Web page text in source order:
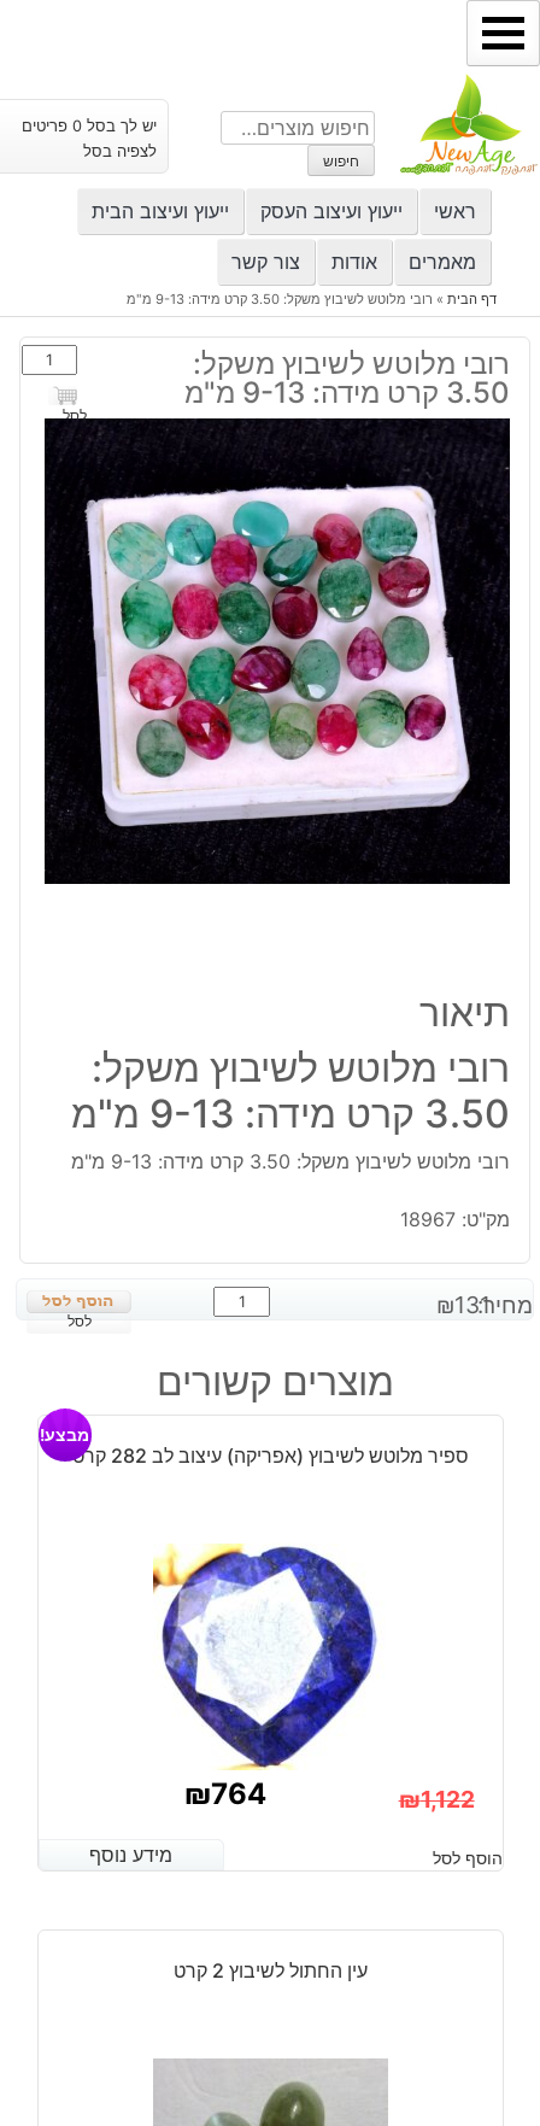
דילוג
לתוכן
חיפוש
עבור:
חיפוש
יש לך בסל 0 פריטים
לצפיה בסל
ראשי ייעוץ ועיצוב העסק ייעוץ ועיצוב הבית
מאמרים אודות צור קשר
דף הבית» רובי מלוטש לשיבוץ משקל: 3.50 קרט מידה: 9-13 מ"מ
רובי מלוטש לשיבוץ משקל:
3.50 קרט מידה: 9-13 מ"מ
כמות
של
רובי
מלוטש
לשיבוץ
משקל:
3.50
לסל
תיאור
רובי מלוטש לשיבוץ משקל:
3.50 קרט מידה: 9-13 מ"מ
רובי מלוטש לשיבוץ משקל: 3.50 קרט מידה: 9-13 מ"מ
מק"ט: 18967
מחיר: ₪131
כמות
של
מלוטש
לשיבוץ
3.50
9-
13
מ"מ
לסל
מוצרים קשורים
ספיר מלוטש לשיבוץ (אפריקה) עיצוב לב 282 קרט
מבצע!
₪1,122
המקורי
היה:
₪764
הנוכחי
הוא:
מידע נוסף הוסף לסל מידע נוסף
עין החתול לשיבוץ 2 קרט